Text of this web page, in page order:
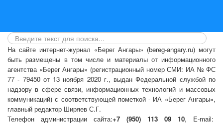
На сайте интернет-журнал «Берег Ангары» (bereg-angary.ru) могут
быть размещены в том числе и материалы от информационного
агентства «Берег Ангары» (регистрационный номер СМИ: ИА № ФС
77 - 79450 от 13 ноября 2020 г., выдан Федеральной службой по
надзору в сфере связи, информационных технологий и массовых
коммуникаций) с соответствующей пометкой - ИА «Берег Ангары»,
главный редактор Ширяев С.Г.
Телефон администрации сайта:+7 (950) 113 09 10, E-mail: